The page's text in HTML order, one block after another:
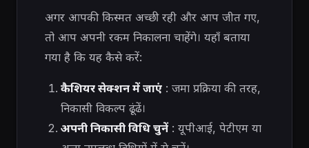
अगर आपकी किस्मत अच्छी रही और आप जीत गए,
तो आप अपनी रकम निकालना चाहेंगे। यहाँ बताया
गया है कि यह कैसे करें:
कैशियर सेक्शन में जाएं: जमा प्रक्रिया की तरह,
निकासी विकल्प ढूंढें।
अपनी निकासी विधि चुनें: यूपीआई, पेटीएम या